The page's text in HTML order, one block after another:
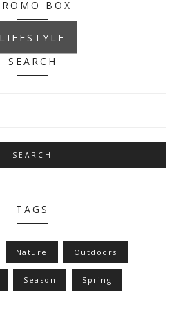
BOX
LIFESTYLE
SEARCH
SEARCH
TAGS
Nature Outdoors
Season Spring